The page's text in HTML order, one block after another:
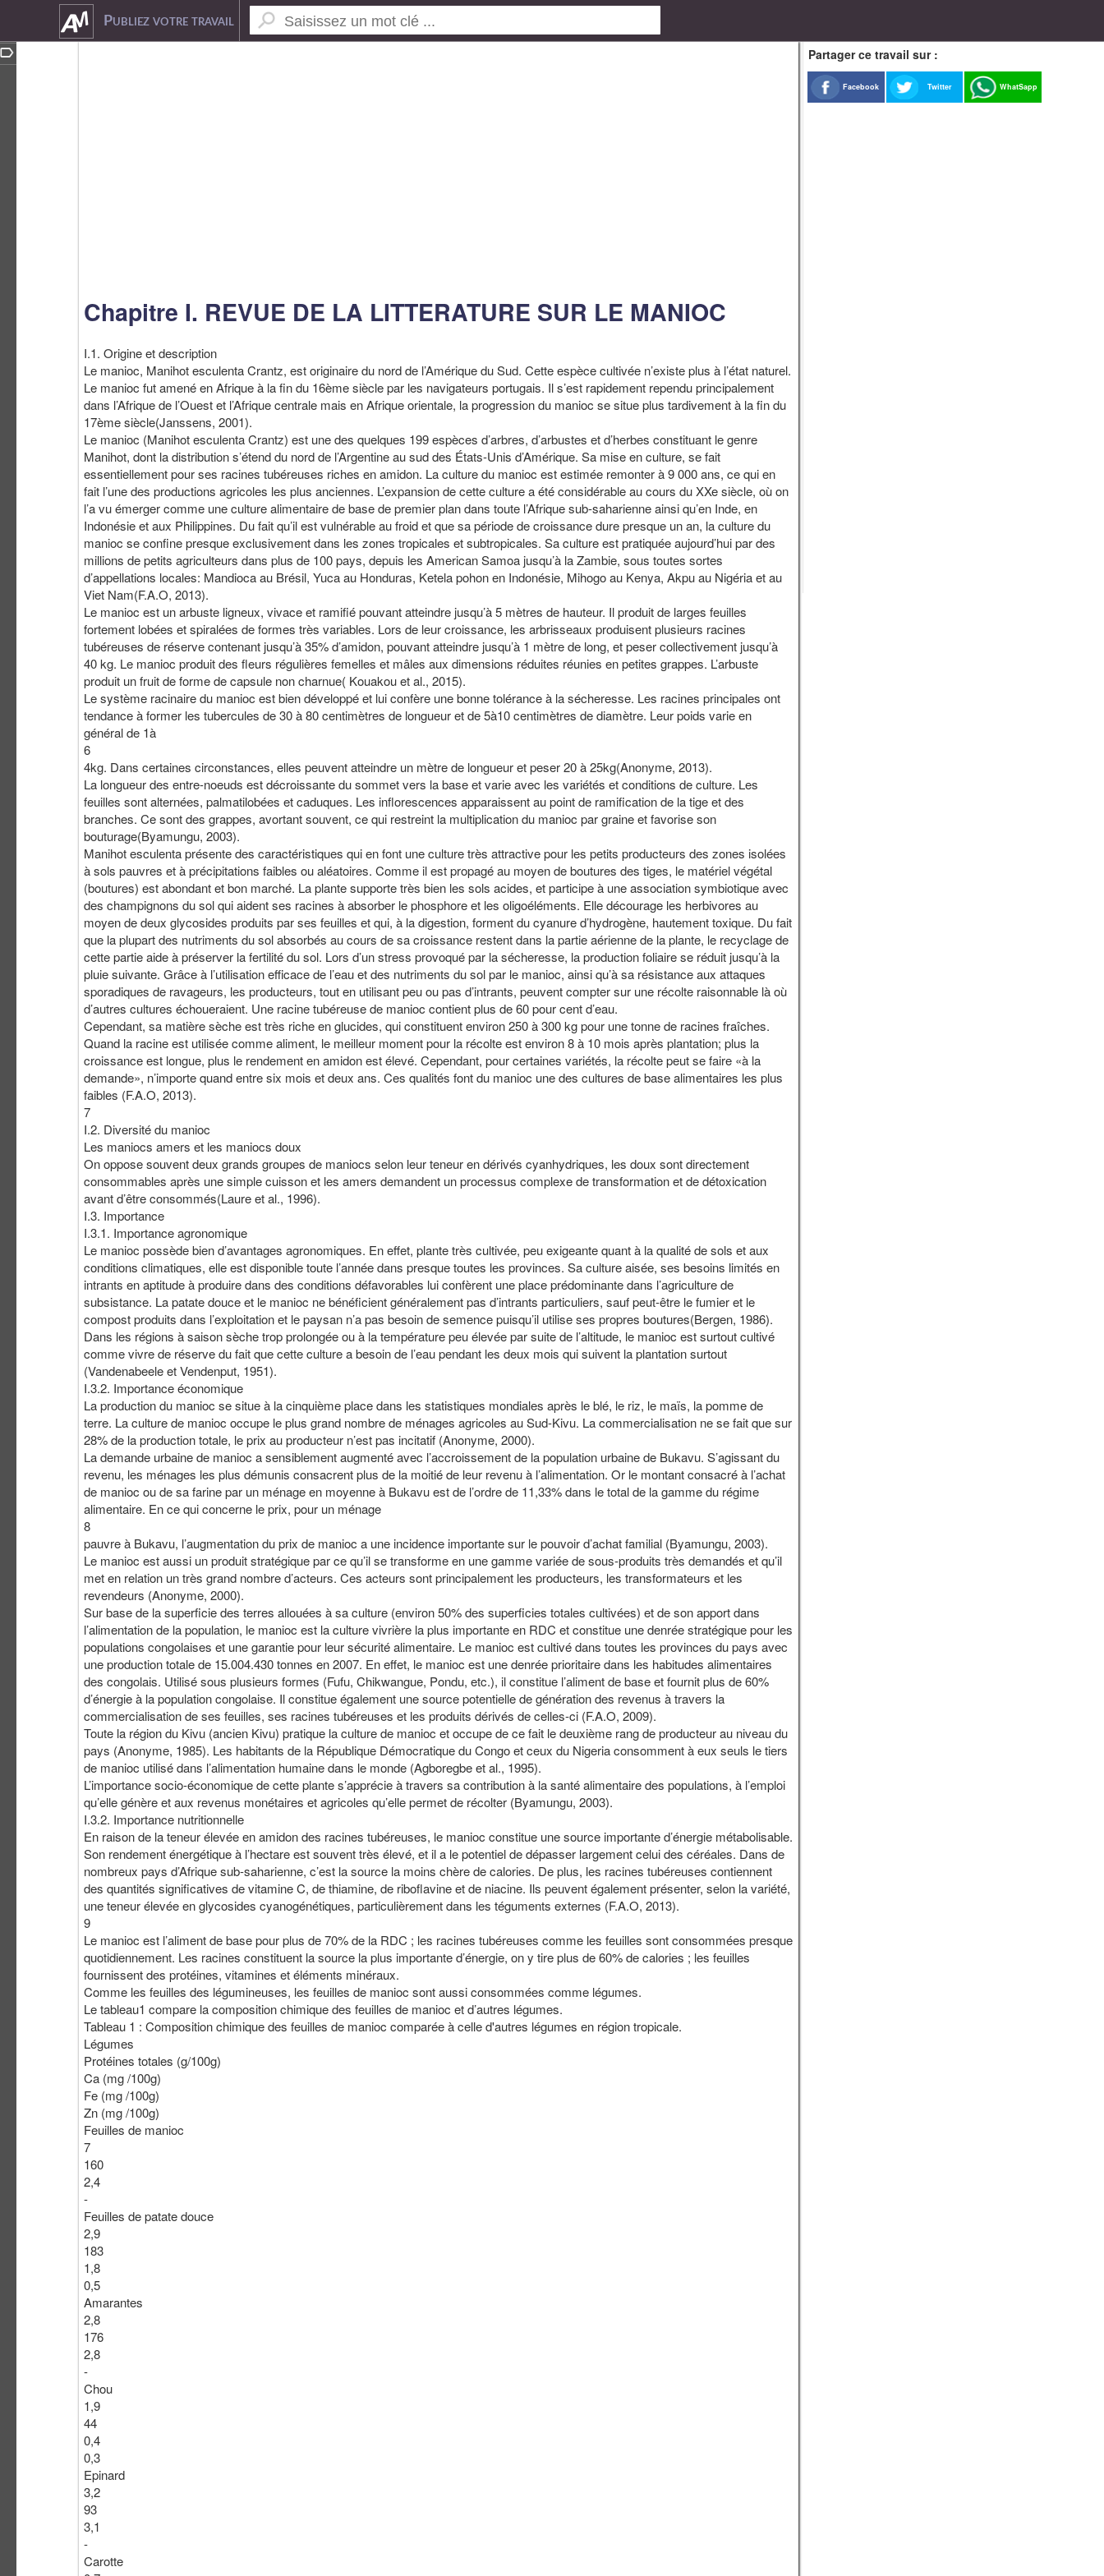
Publiez votre travail
Chapitre I. REVUE DE LA LITTERATURE SUR LE MANIOC
I.1. Origine et description
Le manioc, Manihot esculenta Crantz, est originaire du nord de l’Amérique du Sud. Cette espèce cultivée n’existe plus à l’état naturel.
Le manioc fut amené en Afrique à la fin du 16ème siècle par les navigateurs portugais. Il s’est rapidement rependu principalement
dans l’Afrique de l’Ouest et l’Afrique centrale mais en Afrique orientale, la progression du manioc se situe plus tardivement à la fin du
17ème siècle(Janssens, 2001).
Le manioc (Manihot esculenta Crantz) est une des quelques 199 espèces d’arbres, d’arbustes et d’herbes constituant le genre
Manihot, dont la distribution s’étend du nord de l’Argentine au sud des États-Unis d’Amérique. Sa mise en culture, se fait
essentiellement pour ses racines tubéreuses riches en amidon. La culture du manioc est estimée remonter à 9 000 ans, ce qui en
fait l’une des productions agricoles les plus anciennes. L’expansion de cette culture a été considérable au cours du XXe siècle, où on
l’a vu émerger comme une culture alimentaire de base de premier plan dans toute l’Afrique sub-saharienne ainsi qu’en Inde, en
Indonésie et aux Philippines. Du fait qu’il est vulnérable au froid et que sa période de croissance dure presque un an, la culture du
manioc se confine presque exclusivement dans les zones tropicales et subtropicales. Sa culture est pratiquée aujourd’hui par des
millions de petits agriculteurs dans plus de 100 pays, depuis les American Samoa jusqu’à la Zambie, sous toutes sortes
d’appellations locales: Mandioca au Brésil, Yuca au Honduras, Ketela pohon en Indonésie, Mihogo au Kenya, Akpu au Nigéria et au
Viet Nam(F.A.O, 2013).
Le manioc est un arbuste ligneux, vivace et ramifié pouvant atteindre jusqu’à 5 mètres de hauteur. Il produit de larges feuilles
fortement lobées et spiralées de formes très variables. Lors de leur croissance, les arbrisseaux produisent plusieurs racines
tubéreuses de réserve contenant jusqu’à 35% d’amidon, pouvant atteindre jusqu’à 1 mètre de long, et peser collectivement jusqu’à
40 kg. Le manioc produit des fleurs régulières femelles et mâles aux dimensions réduites réunies en petites grappes. L’arbuste
produit un fruit de forme de capsule non charnue( Kouakou et al., 2015).
Le système racinaire du manioc est bien développé et lui confère une bonne tolérance à la sécheresse. Les racines principales ont
tendance à former les tubercules de 30 à 80 centimètres de longueur et de 5à10 centimètres de diamètre. Leur poids varie en
général de 1à
6
4kg. Dans certaines circonstances, elles peuvent atteindre un mètre de longueur et peser 20 à 25kg(Anonyme, 2013).
La longueur des entre-noeuds est décroissante du sommet vers la base et varie avec les variétés et conditions de culture. Les
feuilles sont alternées, palmatilobées et caduques. Les inflorescences apparaissent au point de ramification de la tige et des
branches. Ce sont des grappes, avortant souvent, ce qui restreint la multiplication du manioc par graine et favorise son
bouturage(Byamungu, 2003).
Manihot esculenta présente des caractéristiques qui en font une culture très attractive pour les petits producteurs des zones isolées
à sols pauvres et à précipitations faibles ou aléatoires. Comme il est propagé au moyen de boutures des tiges, le matériel végétal
(boutures) est abondant et bon marché. La plante supporte très bien les sols acides, et participe à une association symbiotique avec
des champignons du sol qui aident ses racines à absorber le phosphore et les oligoéléments. Elle décourage les herbivores au
moyen de deux glycosides produits par ses feuilles et qui, à la digestion, forment du cyanure d’hydrogène, hautement toxique. Du fait
que la plupart des nutriments du sol absorbés au cours de sa croissance restent dans la partie aérienne de la plante, le recyclage de
cette partie aide à préserver la fertilité du sol. Lors d’un stress provoqué par la sécheresse, la production foliaire se réduit jusqu’à la
pluie suivante. Grâce à l’utilisation efficace de l’eau et des nutriments du sol par le manioc, ainsi qu’à sa résistance aux attaques
sporadiques de ravageurs, les producteurs, tout en utilisant peu ou pas d’intrants, peuvent compter sur une récolte raisonnable là où
d’autres cultures échoueraient. Une racine tubéreuse de manioc contient plus de 60 pour cent d’eau.
Cependant, sa matière sèche est très riche en glucides, qui constituent environ 250 à 300 kg pour une tonne de racines fraîches.
Quand la racine est utilisée comme aliment, le meilleur moment pour la récolte est environ 8 à 10 mois après plantation; plus la
croissance est longue, plus le rendement en amidon est élevé. Cependant, pour certaines variétés, la récolte peut se faire «à la
demande», n’importe quand entre six mois et deux ans. Ces qualités font du manioc une des cultures de base alimentaires les plus
faibles (F.A.O, 2013).
7
I.2. Diversité du manioc
Les maniocs amers et les maniocs doux
On oppose souvent deux grands groupes de maniocs selon leur teneur en dérivés cyanhydriques, les doux sont directement
consommables après une simple cuisson et les amers demandent un processus complexe de transformation et de détoxication
avant d’être consommés(Laure et al., 1996).
I.3. Importance
I.3.1. Importance agronomique
Le manioc possède bien d’avantages agronomiques. En effet, plante très cultivée, peu exigeante quant à la qualité de sols et aux
conditions climatiques, elle est disponible toute l’année dans presque toutes les provinces. Sa culture aisée, ses besoins limités en
intrants en aptitude à produire dans des conditions défavorables lui confèrent une place prédominante dans l’agriculture de
subsistance. La patate douce et le manioc ne bénéficient généralement pas d’intrants particuliers, sauf peut-être le fumier et le
compost produits dans l’exploitation et le paysan n’a pas besoin de semence puisqu’il utilise ses propres boutures(Bergen, 1986).
Dans les régions à saison sèche trop prolongée ou à la température peu élevée par suite de l’altitude, le manioc est surtout cultivé
comme vivre de réserve du fait que cette culture a besoin de l’eau pendant les deux mois qui suivent la plantation surtout
(Vandenabeele et Vendenput, 1951).
I.3.2. Importance économique
La production du manioc se situe à la cinquième place dans les statistiques mondiales après le blé, le riz, le maïs, la pomme de
terre. La culture de manioc occupe le plus grand nombre de ménages agricoles au Sud-Kivu. La commercialisation ne se fait que sur
28% de la production totale, le prix au producteur n’est pas incitatif (Anonyme, 2000).
La demande urbaine de manioc a sensiblement augmenté avec l’accroissement de la population urbaine de Bukavu. S’agissant du
revenu, les ménages les plus démunis consacrent plus de la moitié de leur revenu à l’alimentation. Or le montant consacré à l’achat
de manioc ou de sa farine par un ménage en moyenne à Bukavu est de l’ordre de 11,33% dans le total de la gamme du régime
alimentaire. En ce qui concerne le prix, pour un ménage
8
pauvre à Bukavu, l’augmentation du prix de manioc a une incidence importante sur le pouvoir d’achat familial (Byamungu, 2003).
Le manioc est aussi un produit stratégique par ce qu’il se transforme en une gamme variée de sous-produits très demandés et qu’il
met en relation un très grand nombre d’acteurs. Ces acteurs sont principalement les producteurs, les transformateurs et les
revendeurs (Anonyme, 2000).
Sur base de la superficie des terres allouées à sa culture (environ 50% des superficies totales cultivées) et de son apport dans
l’alimentation de la population, le manioc est la culture vivrière la plus importante en RDC et constitue une denrée stratégique pour les
populations congolaises et une garantie pour leur sécurité alimentaire. Le manioc est cultivé dans toutes les provinces du pays avec
une production totale de 15.004.430 tonnes en 2007. En effet, le manioc est une denrée prioritaire dans les habitudes alimentaires
des congolais. Utilisé sous plusieurs formes (Fufu, Chikwangue, Pondu, etc.), il constitue l’aliment de base et fournit plus de 60%
d’énergie à la population congolaise. Il constitue également une source potentielle de génération des revenus à travers la
commercialisation de ses feuilles, ses racines tubéreuses et les produits dérivés de celles-ci (F.A.O, 2009).
Toute la région du Kivu (ancien Kivu) pratique la culture de manioc et occupe de ce fait le deuxième rang de producteur au niveau du
pays (Anonyme, 1985). Les habitants de la République Démocratique du Congo et ceux du Nigeria consomment à eux seuls le tiers
de manioc utilisé dans l’alimentation humaine dans le monde (Agboregbe et al., 1995).
L’importance socio-économique de cette plante s’apprécie à travers sa contribution à la santé alimentaire des populations, à l’emploi
qu’elle génère et aux revenus monétaires et agricoles qu’elle permet de récolter (Byamungu, 2003).
I.3.2. Importance nutritionnelle
En raison de la teneur élevée en amidon des racines tubéreuses, le manioc constitue une source importante d’énergie métabolisable.
Son rendement énergétique à l’hectare est souvent très élevé, et il a le potentiel de dépasser largement celui des céréales. Dans de
nombreux pays d’Afrique sub-saharienne, c’est la source la moins chère de calories. De plus, les racines tubéreuses contiennent
des quantités significatives de vitamine C, de thiamine, de riboflavine et de niacine. Ils peuvent également présenter, selon la variété,
une teneur élevée en glycosides cyanogénétiques, particulièrement dans les téguments externes (F.A.O, 2013).
9
Le manioc est l’aliment de base pour plus de 70% de la RDC ; les racines tubéreuses comme les feuilles sont consommées presque
quotidiennement. Les racines constituent la source la plus importante d’énergie, on y tire plus de 60% de calories ; les feuilles
fournissent des protéines, vitamines et éléments minéraux.
Comme les feuilles des légumineuses, les feuilles de manioc sont aussi consommées comme légumes.
Le tableau1 compare la composition chimique des feuilles de manioc et d’autres légumes.
Tableau 1 : Composition chimique des feuilles de manioc comparée à celle d'autres légumes en région tropicale.
Légumes
Protéines totales (g/100g)
Ca (mg /100g)
Fe (mg /100g)
Zn (mg /100g)
Feuilles de manioc
7
160
2,4
-
Feuilles de patate douce
2,9
183
1,8
0,5
Amarantes
2,8
176
2,8
-
Chou
1,9
44
0,4
0,3
Epinard
3,2
93
3,1
-
Carotte
Partager ce travail sur :
Facebook Twitter WhatSapp